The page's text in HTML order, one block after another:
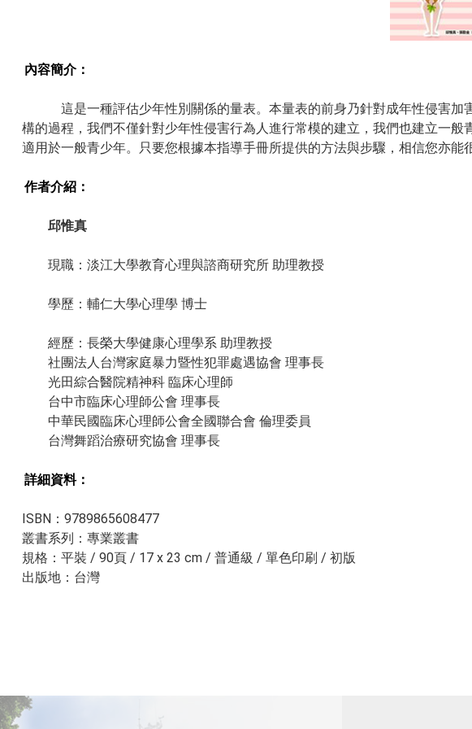
內容簡介：
這是一種評估少年性別關係的量表。本量表的前身乃針對成年性侵害加害
構的過程，我們不僅針對少年性侵害行為人進行常模的建立，我們也建立一
適用於一般青少年。只要您根據本指導手冊所提供的方法與步驟，相信您亦能
作者介紹：
邱惟真
現職：淡江大學教育心理與諮商研究所 助理教授
學歷：輔仁大學心理學 博士
經歷：長榮大學健康心理學系 助理教授
社團法人台灣家庭暴力暨性犯罪處遇協會 理事長
光田綜合醫院精神科 臨床心理師
台中市臨床心理師公會 理事長
中華民國臨床心理師公會全國聯合會 倫理委員
台灣舞蹈治療研究協會 理事長
詳細資料：​​
ISBN：9789865608477
叢書系列：專業叢書
規格：平裝 / 90頁 / 17 x 23 cm / 普通級 / 單色印刷 / 初版
出版地：台灣